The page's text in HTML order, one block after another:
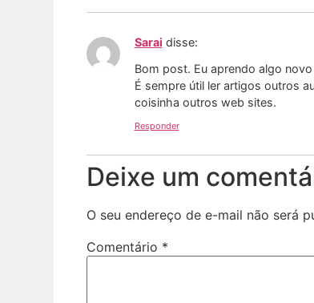
Sarai disse:
Bom post. Eu aprendo algo
É sempre útil ler artigos outros
coisinha outros web sites.
Responder
Deixe um
O seu endereço de e-mail não será
Comentário *